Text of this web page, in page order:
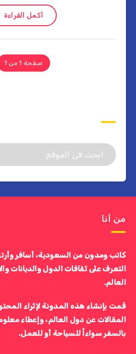
أكمل القراءة
صفحة 1 من 1
من أنا
كاتب ومدون من السعودية، أسافر
التعرف على ثقافات الدول والديانات
العالم.
قمت بإنشاء هذه المدونة لإثراء
المقالات عن دول العالم، وإعطاء
بالسفر سواءاً للسياحة أو للعمل.